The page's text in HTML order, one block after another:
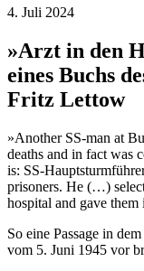
4. Juli 2024
»Arzt in den
eines Buchs
Fritz Lettow
»Another SS-man at
deaths and in fact was
is: SS-
prisoners. He (…)
hospital and gave
So eine Passage in
vom 5. Juni 1945 vor